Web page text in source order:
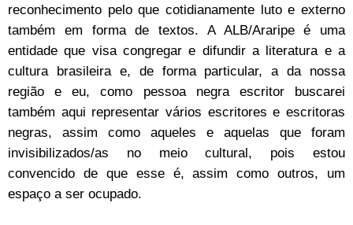
reconhecimento pelo que cotidianamente luto e externo
também em forma de textos. A ALB/Araripe é uma
entidade que visa congregar e difundir a literatura e a
cultura brasileira e, de forma particular, a da nossa
região e eu, como pessoa negra escritor buscarei
também aqui representar vários escritores e escritoras
negras, assim como aqueles e aquelas que foram
invisibilizados/as no meio cultural, pois estou
convencido de que esse é, assim como outros, um
espaço a ser ocupado.